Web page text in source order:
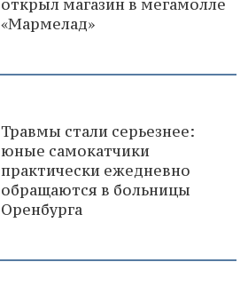
открыл магазин в мегамолле
«Мармелад»
Травмы стали серьезнее:
юные самокатчики
практически ежедневно
обращаются в больницы
Оренбурга